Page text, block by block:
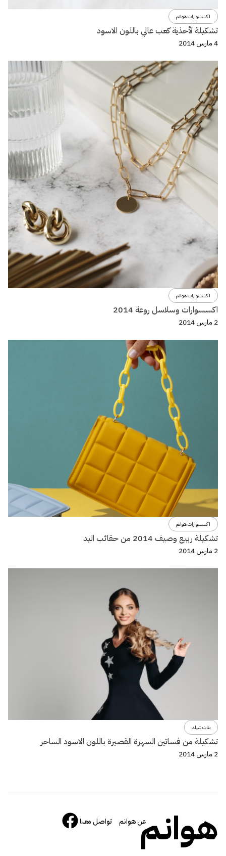
اكسسوارات هوانم
تشكيلة لأحذية كعب عالي باللون الاسود
4 مارس 2014
اكسسوارات هوانم
اكسسوارات وسلاسل روعة 2014
2 مارس 2014
اكسسوارات هوانم
تشكيلة ربيع وصيف 2014 من حقائب اليد
2 مارس 2014
بنات شيك
تشكيلة من فساتين السهرة القصيرة باللون الاسود الساحر
2 مارس 2014
هوانمعن هوانم تواصل معنا